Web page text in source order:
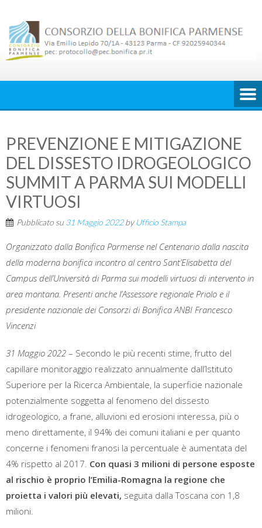
content
PREVENZIONE E MITIGAZIONE
DEL DISSESTO IDROGEOLOGICO
SUMMIT A PARMA SUI MODELLI
VIRTUOSI
Pubblicato su 31 Maggio 2022by Ufficio Stampa
Organizzato dalla Bonifica Parmense nel Centenario dalla nascita
della moderna bonifica incontro al centro Sant’Elisabetta del
Campus dell’Università di Parma sui modelli virtuosi di intervento in
area montana. Presenti anche l’Assessore regionale Priolo e il
presidente nazionale dei Consorzi di Bonifica ANBI Francesco
Vincenzi
31 Maggio 2022 – Secondo le più recenti stime, frutto del
capillare monitoraggio realizzato annualmente dall’Istituto
Superiore per la Ricerca Ambientale, la superficie nazionale
potenzialmente soggetta al fenomeno del dissesto
idrogeologico, a frane, alluvioni ed erosioni interessa, più o
meno direttamente, il 94% dei comuni italiani e per quanto
concerne i fenomeni franosi la percentuale è aumentata del
4% rispetto al 2017. Con quasi 3 milioni di persone esposte
al rischio è proprio l’Emilia-Romagna la regione che
proietta i valori più elevati, seguita dalla Toscana con 1,8
milioni.